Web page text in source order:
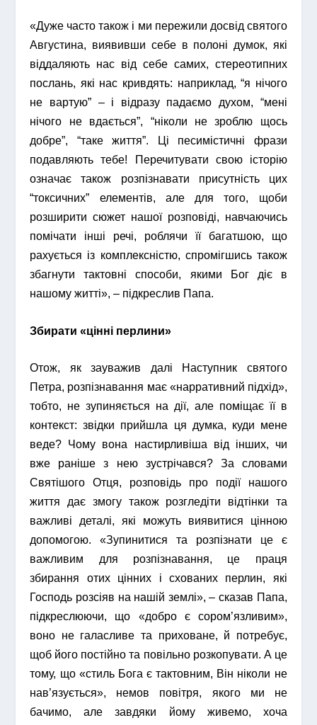
«Дуже часто також і ми пережили досвід святого
Августина, виявивши себе в полоні думок, які
віддаляють нас від себе самих, стереотипних
послань, які нас кривдять: наприклад, “я нічого
не вартую” – і відразу падаємо духом, “мені
нічого не вдається”, “ніколи не зроблю щось
добре”, “таке життя”. Ці песимістичні фрази
подавляють тебе! Перечитувати свою історію
означає також розпізнавати присутність цих
“токсичних” елементів, але для того, щоби
розширити сюжет нашої розповіді, навчаючись
помічати інші речі, роблячи її багатшою, що
рахується із комплексністю, спромігшись також
збагнути тактовні способи, якими Бог діє в
нашому житті», – підкреслив Папа.
Збирати «цінні перлини»
Отож, як зауважив далі Наступник святого
Петра, розпізнавання має «нарративний підхід»,
тобто, не зупиняється на дії, але поміщає її в
контекст: звідки прийшла ця думка, куди мене
веде? Чому вона настирливіша від інших, чи
вже раніше з нею зустрічався? За словами
Святішого Отця, розповідь про події нашого
життя дає змогу також розгледіти відтінки та
важливі деталі, які можуть виявитися цінною
допомогою. «Зупинитися та розпізнати це є
важливим для розпізнавання, це праця
збирання отих цінних і схованих перлин, які
Господь розсіяв на нашій землі», – сказав Папа,
підкреслюючи, що «добро є сором’язливим»,
воно не галасливе та приховане, й потребує,
щоб його постійно та повільно розкопувати. А це
тому, що «стиль Бога є тактовним, Він ніколи не
нав’язується», немов повітря, якого ми не
бачимо, але завдяки йому живемо, хоча